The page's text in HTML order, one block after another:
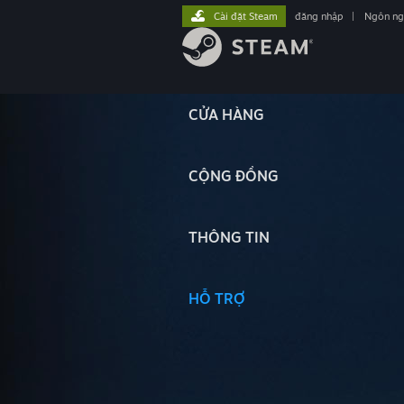
CỬA HÀNG
CỘNG ĐỒNG
THÔNG TIN
HỖ TRỢ
Cài đặt Steam đăng nhập Ngôn